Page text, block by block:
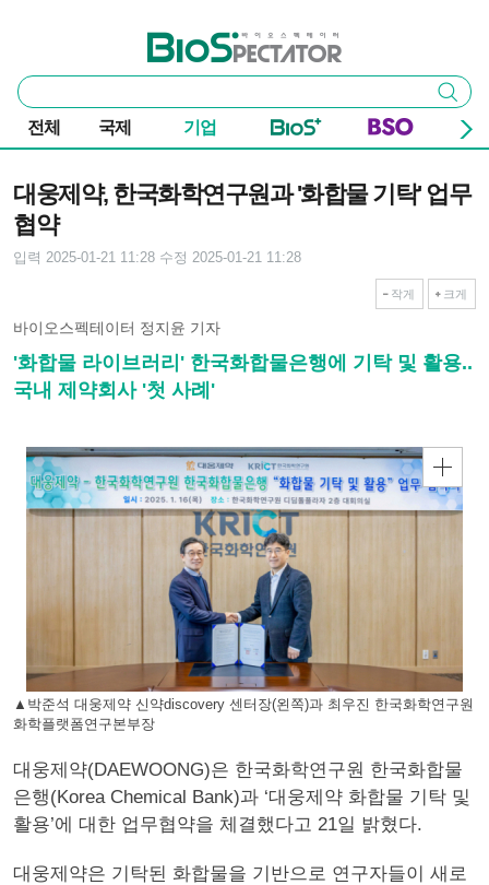
바이오스펙테이터
통
합
검
색
검색
전체 국제 기업
대웅제약, 한국화학연구원과 '화합물 기탁' 업무
협약
입력 2025-01-21 11:28 수정 2025-01-21 11:28
작게 크게
바이오스펙테이터 정지윤 기자
'화합물 라이브러리' 한국화합물은행에 기탁 및 활용..
국내 제약회사 '첫 사례'
▲박준석 대웅제약 신약discovery 센터장(왼쪽)과 최우진 한국화학연구원
화학플랫폼연구본부장
대웅제약(DAEWOONG)은 한국화학연구원 한국화합물
은행(Korea Chemical Bank)과 ‘대웅제약 화합물 기탁 및
활용’에 대한 업무협약을 체결했다고 21일 밝혔다.
대웅제약은 기탁된 화합물을 기반으로 연구자들이 새로